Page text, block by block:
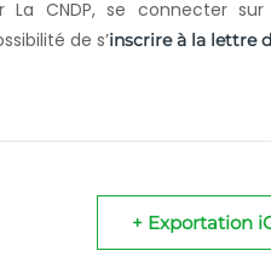
La CNDP, se connecter sur
de s’inscrire à la lettre
+ Exportation